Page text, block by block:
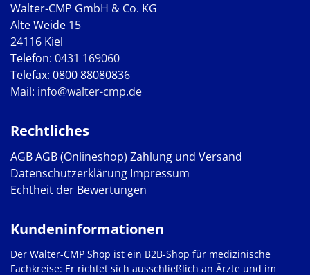
Walter-CMP GmbH & Co. KG
Alte Weide 15
24116 Kiel
Telefon: 0431 169060
Telefax: 0800 88080836
Mail: info@walter-cmp.de
Rechtliches
AGBAGB (Onlineshop) Zahlung und Versand
Datenschutzerklärung Impressum
Echtheit der Bewertungen
Kundeninformationen
Der Walter-CMP Shop ist ein B2B-Shop für medizinische
Fachkreise: Er richtet sich ausschließlich an Ärzte und im